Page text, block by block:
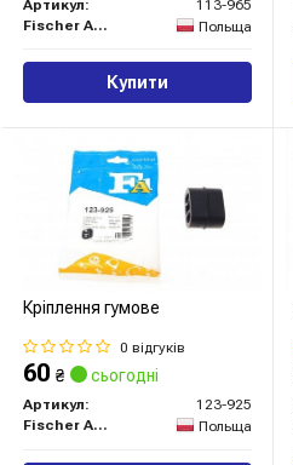
Артикул:
113-965
Fischer Automotive One (FA1)
Польща
Купити
Кріплення гумове
0 відгуків
60 ₴ сьогодні
Артикул:
123-925
Fischer Automotive One (FA1)
Польща